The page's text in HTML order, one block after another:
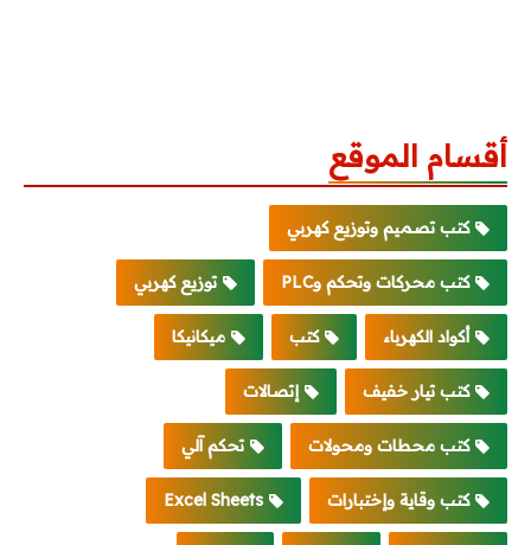
أقسام الموقع
كتب تصميم وتوزيع كهربي
كتب محركات وتحكم وPLC توزيع كهربي
أكواد الكهرباء كتب ميكانيكا
كتب تيار خفيف إتصالات
كتب محطات ومحولات تحكم آلي
كتب وقاية وإختبارات Excel Sheets